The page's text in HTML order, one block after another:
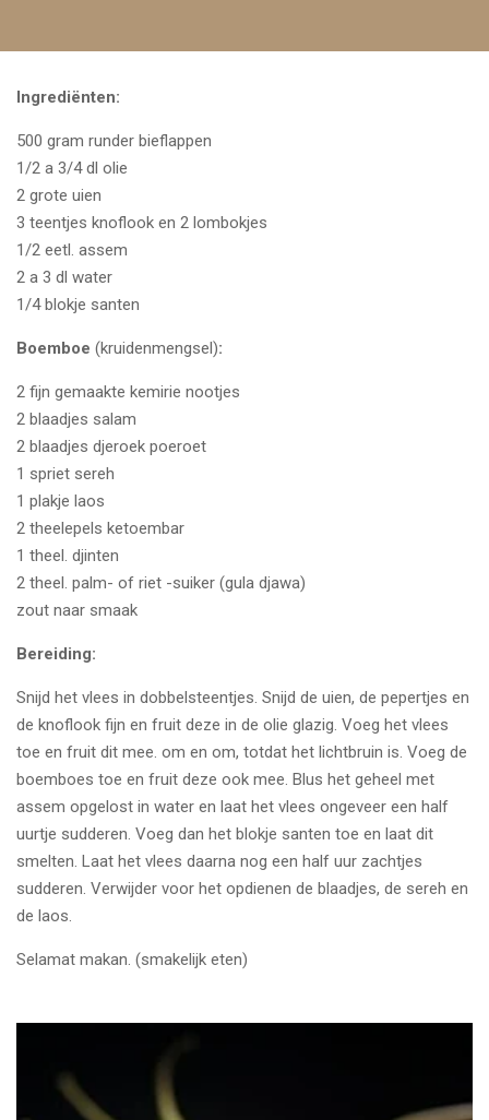
Ingrediënten:
500 gram runder bieflappen
1/2 a 3/4 dl olie
2 grote uien
3 teentjes knoflook en 2 lombokjes
1/2 eetl. assem
2 a 3 dl water
1/4 blokje santen
Boemboe (kruidenmengsel):
2 fijn gemaakte kemirie nootjes
2 blaadjes salam
2 blaadjes djeroek poeroet
1 spriet sereh
1 plakje laos
2 theelepels ketoembar
1 theel. djinten
2 theel. palm- of riet -suiker (gula djawa)
zout naar smaak
Bereiding:
Snijd het vlees in dobbelsteentjes. Snijd de uien, de pepertjes en
de knoflook fijn en fruit deze in de olie glazig. Voeg het vlees
toe en fruit dit mee. om en om, totdat het lichtbruin is. Voeg de
boemboes toe en fruit deze ook mee. Blus het geheel met
assem opgelost in water en laat het vlees ongeveer een half
uurtje sudderen. Voeg dan het blokje santen toe en laat dit
smelten. Laat het vlees daarna nog een half uur zachtjes
sudderen. Verwijder voor het opdienen de blaadjes, de sereh en
de laos.
Selamat makan. (smakelijk eten)